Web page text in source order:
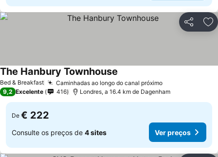
Partilhar
Bed & Breakfast Caminhadas ao longo do canal próximo
The Hanbury Townhouse
9,2 Excelente 416 Londres, a 16.4 km de Dagenham
De € 222
Consulte os preços de 4 sites Ver preços